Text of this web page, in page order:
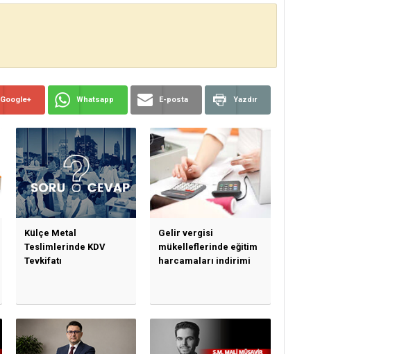
Google+ Whatsapp E-posta Yazdır
Külçe Metal
Teslimlerinde KDV
Tevkifatı
Gelir vergisi
mükelleflerinde eğitim
harcamaları indirimi